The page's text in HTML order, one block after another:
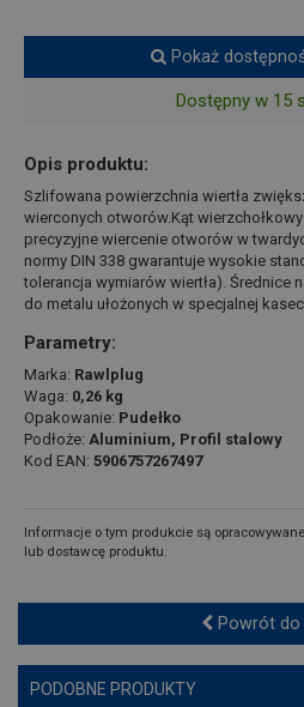
Pokaż
Dostępny w 15
Opis produktu:
Szlifowana powierzchnia wiertła
wierconych otworów.Kąt
precyzyjne wiercenie otworów w
normy DIN 338 gwarantuje wysokie
tolerancja wymiarów wiertła). Średnice
do metalu ułożonych w specjalnej
Parametry:
Marka: Rawlplug
Waga: 0,26 kg
Opakowanie: Pudełko
Podłoże: Aluminium, Profil stalowy
Kod EAN: 5906757267497
Informacje o tym produkcie są
lub dostawcę produktu.
Powrót do
PODOBNE PRODUKTY